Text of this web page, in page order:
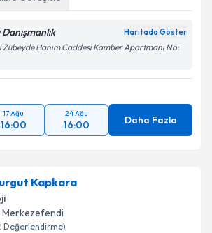
Haritada Göster
Hanım Caddesi Kamber Apartmanı No:
17 Ağu
16:00
24 Ağu
16:00 Daha Fazla
Kapkara
Merkezefendi
Değerlendirme)